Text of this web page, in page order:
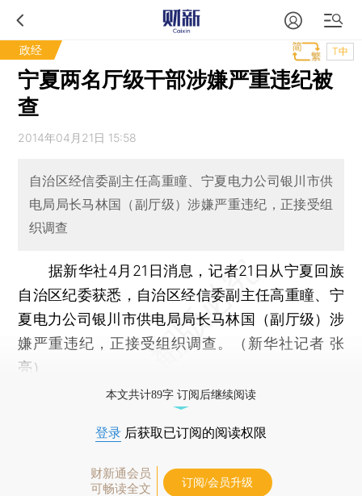
政经 T中
宁夏两名厅级干部涉嫌严重违纪被
查
2014年04月21日 15:58
自治区经信委副主任高重瞳、宁夏电力公司银川市供
电局局长马林国（副厅级）涉嫌严重违纪，正接受组
织调查
据新华社4月21日消息，记者21日从宁夏回族
自治区纪委获悉，自治区经信委副主任高重瞳、宁
夏电力公司银川市供电局局长马林国（副厅级）涉
嫌严重违纪，正接受组织调查。（新华社记者 张
亮）
本文共计89字 订阅后继续阅读
登录 后获取已订阅的阅读权限
财新通会员
可畅读全文
订阅/会员升级